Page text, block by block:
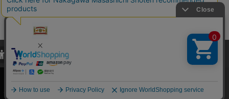
Copyright©2000-2026
Nakagawa Masashichi Shoten All Rights Reserved.
当サイトでは、当サイト内における閲覧履歴・属性情報などの取得およ
び利便性向上のためにクッキー（Cookie）を使用いたします。詳細に
関しては「プライバシーポリシー
承諾する